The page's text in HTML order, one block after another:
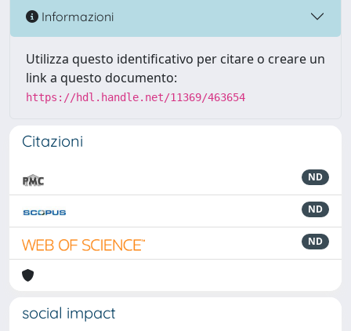
Informazioni
Utilizza questo identificativo per citare o creare un
link a questo documento:
https://hdl.handle.net/11369/463654
Citazioni
ND
ND
ND
social impact